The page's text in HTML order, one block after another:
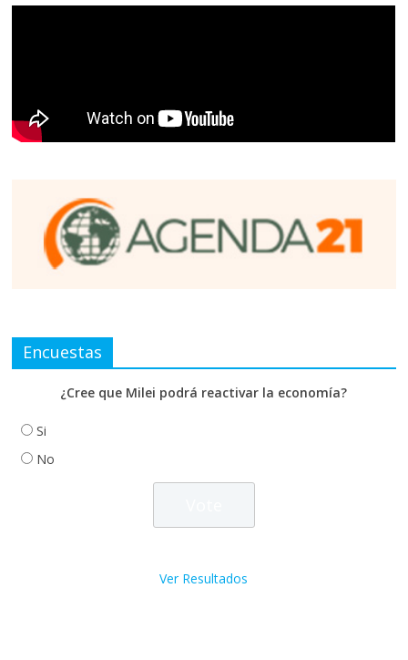
Encuestas
¿Cree que Milei podrá reactivar la economía?
Si
No
Ver Resultados